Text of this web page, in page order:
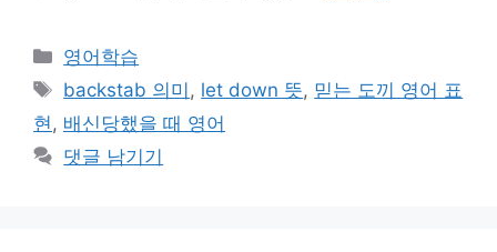
카
테
리
영어학습
태
그
backstab 의미 , let down 뜻, 믿는 도끼 영어 표
현 , 배신당했을 때 영어
댓글 남기기